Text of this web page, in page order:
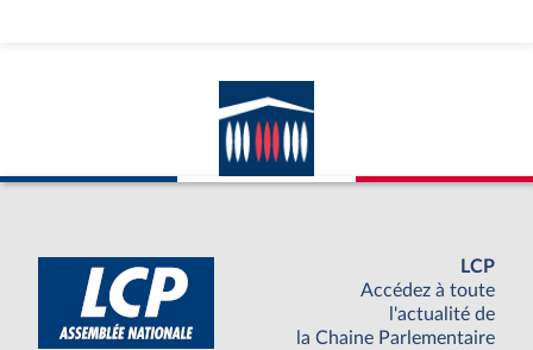
LCP
Accédez à toute
l'actualité de
la Chaine Parlementaire